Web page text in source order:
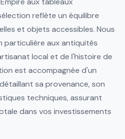
reflète un équilibre
et objets accessibles. Nous
aux antiquités
local et de l'histoire de
est accompagnée d'un
sa provenance, son
techniques, assurant
dans vos investissements